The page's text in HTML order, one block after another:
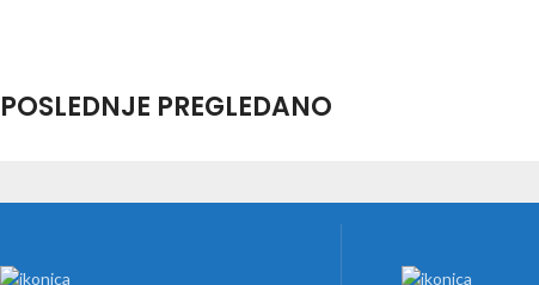
POSLEDNJE PREGLEDANO